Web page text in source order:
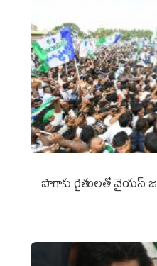
పొగాకు రైతుల‌తో వైయ‌స్